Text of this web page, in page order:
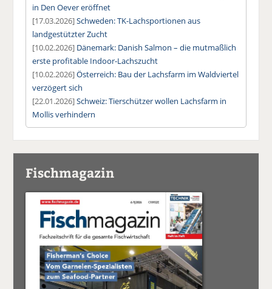
in Den Oever eröffnet
[17.03.2026]Schweden: TK-Lachsportionen aus
landgestützter Zucht
[10.02.2026] Dänemark: Danish Salmon – die mutmaßlich
erste profitable Indoor-Lachszucht
[10.02.2026]Österreich: Bau der Lachsfarm im Waldviertel
verzögert sich
[22.01.2026]Schweiz: Tierschützer wollen Lachsfarm in
Mollis verhindern
Fischmagazin